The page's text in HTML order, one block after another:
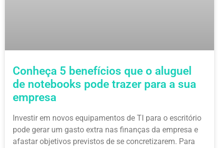
Conheça 5 benefícios que o aluguel
de notebooks pode trazer para a sua
empresa
Investir em novos equipamentos de TI para o escritório
pode gerar um gasto extra nas finanças da empresa e
afastar objetivos previstos de se concretizarem. Para